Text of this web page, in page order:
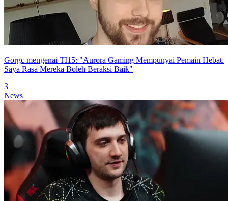
Gorgc mengenai TI15: "Aurora Gaming Mempunyai Pemain Hebat.
Saya Rasa Mereka Boleh Beraksi Baik"
3
News